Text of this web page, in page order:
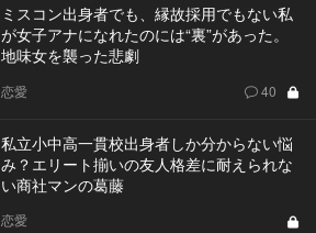
ミスコン出身者でも、縁故採用でもない私
が女子アナになれたのには“裏”があった。
地味女を襲った悲劇
恋愛 40
私立小中高一貫校出身者しか分からない悩
み？エリート揃いの友人格差に耐えられな
い商社マンの葛藤
恋愛